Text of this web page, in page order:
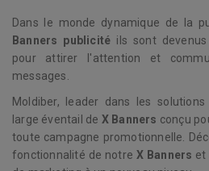
Dans le monde dynamique de la
Banners publicité ils sont
pour attirer l'attention et
messages.
Moldiber, leader dans les
large éventail de X Banners conçu
toute campagne promotionnelle.
fonctionnalité de notre X Banners et